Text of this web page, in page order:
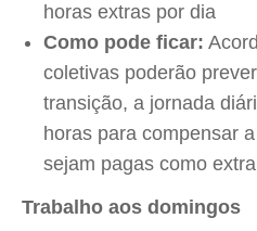
horas extras por dia
Como pode ficar:
coletivas poderão
transição, a jornada
horas para compensar
sejam pagas como extra
Trabalho aos domingos